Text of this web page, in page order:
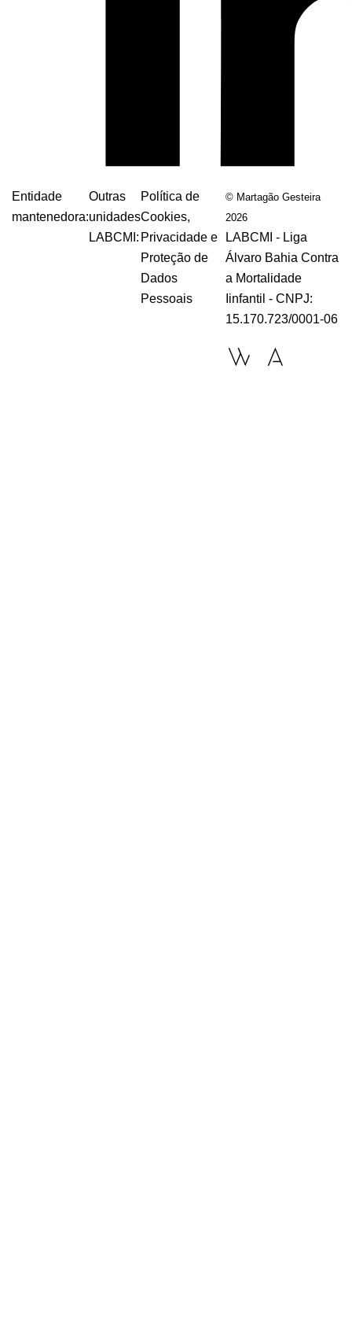
Entidade
mantenedora:
Outras
unidades
LABCMI:
Política de
Cookies,
Privacidade e
Proteção de
Dados
Pessoais
© Martagão Gesteira
2026
LABCMI - Liga
Álvaro Bahia Contra
a Mortalidade
Iinfantil - CNPJ:
15.170.723/0001-06